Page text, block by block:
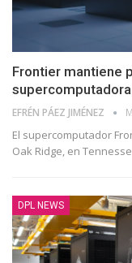
Frontier mantiene
EFRÉN PÁEZ JIMÉNEZ
El supercomputador
Oak Ridge, en
DPL NEWS